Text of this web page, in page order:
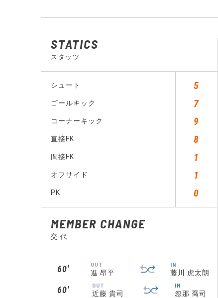
STATICS
スタッツ
シュート 5
ゴールキック 7
コーナーキック 9
直接FK 8
間接FK 1
オフサイド 1
PK 0
MEMBER CHANGE
交 代
60′ OUT
進 昂平
IN
藤川 虎太朗
60′ OUT
近藤 貴司
IN
忽那 喬司